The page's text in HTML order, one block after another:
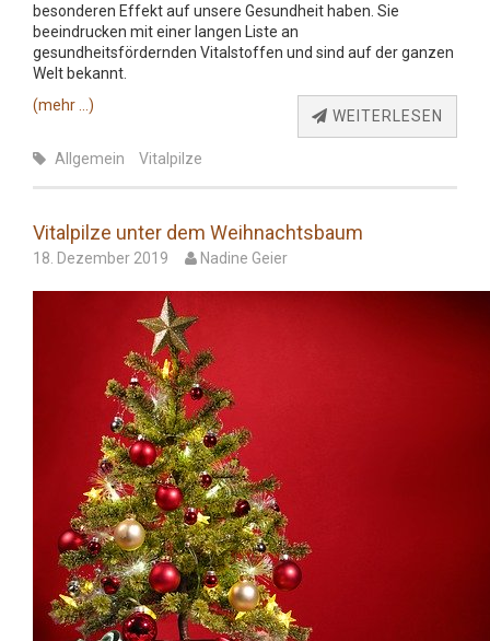
besonderen Effekt auf unsere Gesundheit haben. Sie
beeindrucken mit einer langen Liste an
gesundheitsfördernden Vitalstoffen und sind auf der ganzen
Welt bekannt.
(mehr …)
WEITERLESEN
Allgemein Vitalpilze
Vitalpilze unter dem Weihnachtsbaum
18. Dezember 2019 Nadine Geier